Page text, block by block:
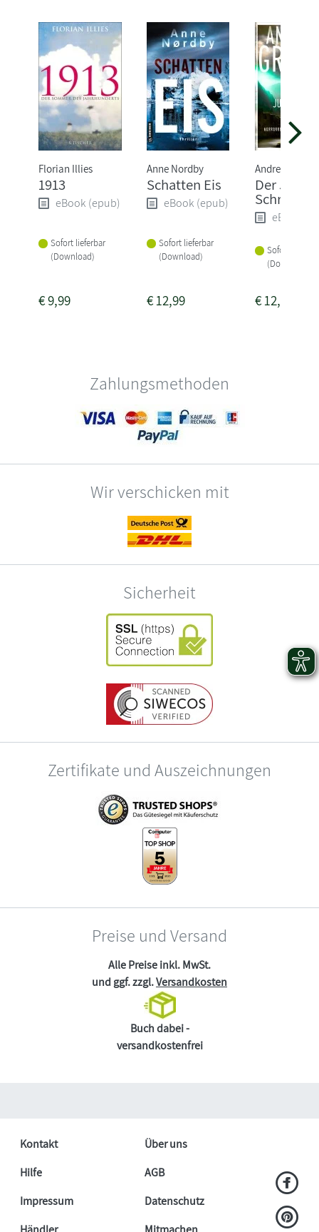
Florian Illies
1913
eBook (epub)
Sofort lieferbar
(Download)
€9,99
Anne Nordby
Schatten Eis
eBook (epub)
Sofort lieferbar
(Download)
€12,99
Andreas
Der Judas-
Schrein
eBook
Sofort
(Download)
€12,99
Zahlungsmethoden
Wir verschicken mit
Sicherheit
Zertifikate und Auszeichnungen
Preise und Versand
Alle Preise inkl. MwSt.
und ggf. zzgl.Versandkosten
Buch dabei -
versandkostenfrei
Kontakt
Über uns
Hilfe
AGB
Impressum
Datenschutz